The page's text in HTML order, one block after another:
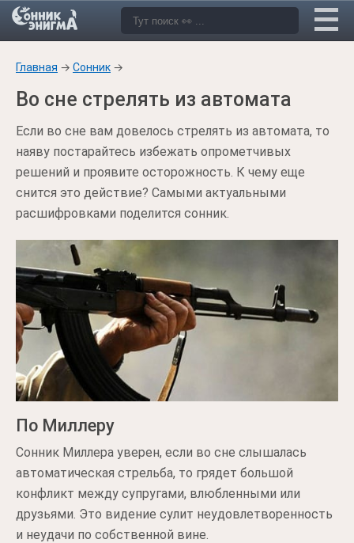
Главная → Сонник →
Во сне стрелять из автомата
Если во сне вам довелось стрелять из автомата, то
наяву постарайтесь избежать опрометчивых
решений и проявите осторожность. К чему еще
снится это действие? Самыми актуальными
расшифровками поделится сонник.
По Миллеру
Сонник Миллера уверен, если во сне слышалась
автоматическая стрельба, то грядет большой
конфликт между супругами, влюбленными или
друзьями. Это видение сулит неудовлетворенность
и неудачи по собственной вине.